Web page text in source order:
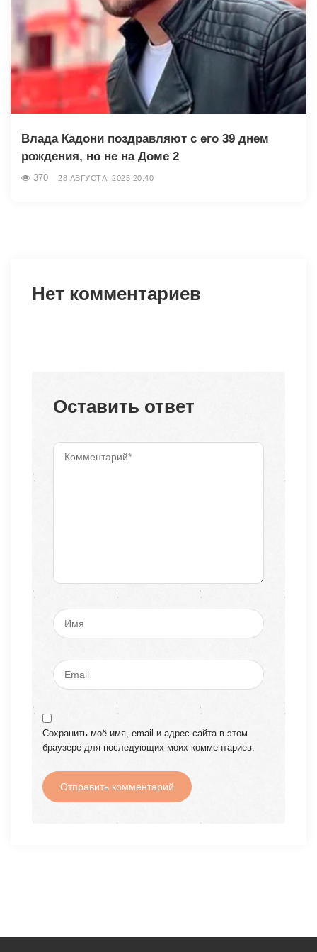
Влада Кадони поздравляют с его 39 днем
рождения, но не на Доме 2
370 28 АВГУСТА, 2025 20:40
Нет комментариев
Оставить ответ
Сохранить моё имя, email и адрес сайта в этом
браузере для последующих моих комментариев.